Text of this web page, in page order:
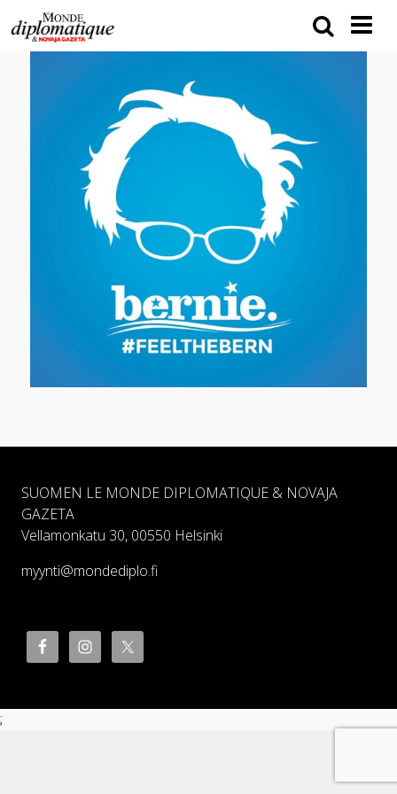
SUOMEN LE MONDE DIPLOMATIQUE & NOVAJA
GAZETA
Vellamonkatu 30, 00550 Helsinki
myynti@mondediplo.fi
;